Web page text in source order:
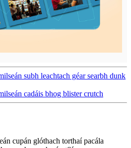
subh leachtach géar searbh dunk
cadáis bhog blister crutch